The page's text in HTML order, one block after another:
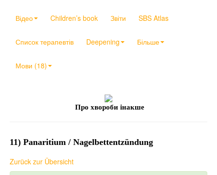
Відео Children’s book Звіти SBS Atlas
Список терапевтів Deepening Більше
Мови (18)
Про хвороби інакше
11) Panaritium / Nagelbettentzündung
Zurück zur Übersicht